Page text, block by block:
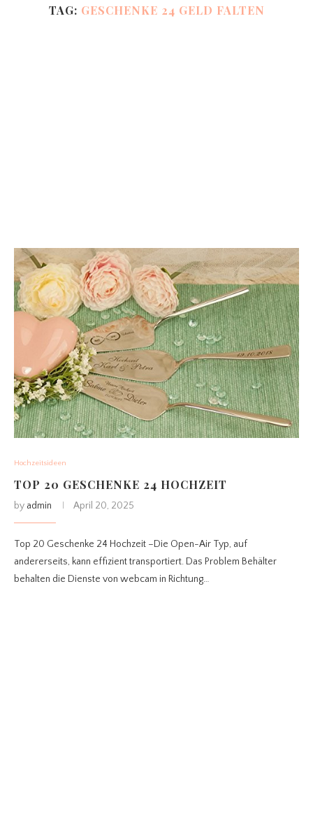
TAG: GESCHENKE 24 GELD FALTEN
Hochzeitsideen
TOP 20 GESCHENKE 24 HOCHZEIT
by admin April 20, 2025
Top 20 Geschenke 24 Hochzeit –Die Open-Air Typ, auf
andererseits, kann effizient transportiert. Das Problem Behälter
behalten die Dienste von webcam in Richtung…